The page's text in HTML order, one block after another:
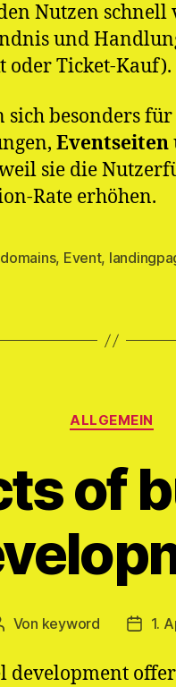
Nutzen
und
oder Ticket-Kauf).
sich besonders
Eventseiten
sie die
Rate erhöhen.
domains, Event,
ALLGEMEIN
of
Von keyword 1.
development